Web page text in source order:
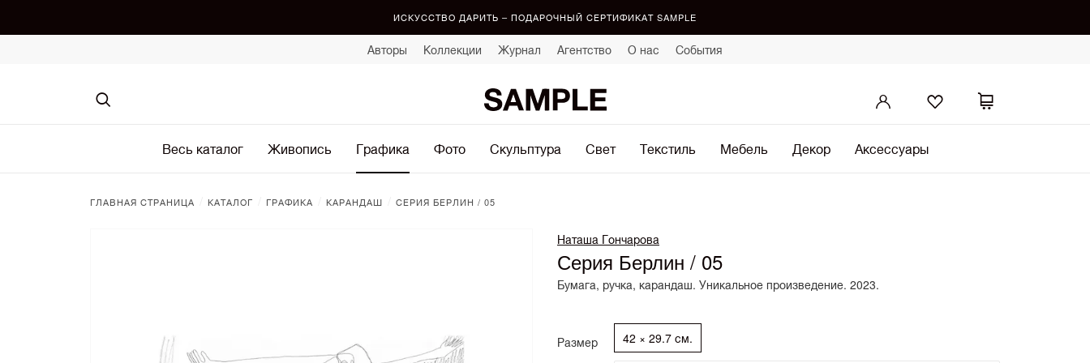
ИСКУССТВО ДАРИТЬ – ПОДАРОЧНЫЙ СЕРТИФИКАТ SAMPLE
Авторы Коллекции Журнал Агентство О нас События
Весь каталог Живопись Графика Фото Скульптура Свет Текстиль Мебель Декор Аксессуары
ГЛАВНАЯ СТРАНИЦА КАТАЛОГ ГРАФИКА КАРАНДАШ СЕРИЯ БЕРЛИН / 05
Наташа Гончарова
Серия Берлин / 05
Бумага, ручка, карандаш. Уникальное произведение. 2023.
Размер 42 × 29.7 см.